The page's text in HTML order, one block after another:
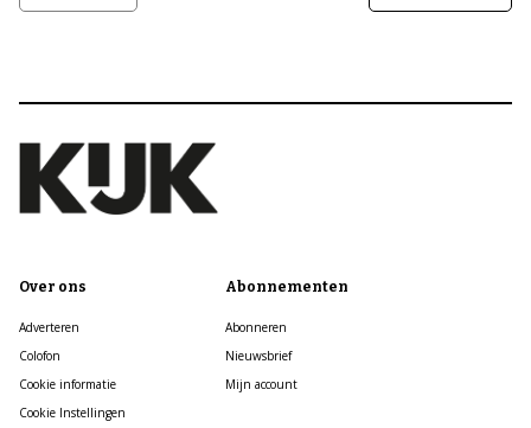
Over ons
Adverteren
Colofon
Cookie informatie
Cookie Instellingen
Abonnementen
Abonneren
Nieuwsbrief
Mijn account